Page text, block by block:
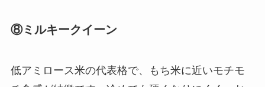
⑧ミルキークイーン
低アミロース米の代表格で、もち米に近いモチモ